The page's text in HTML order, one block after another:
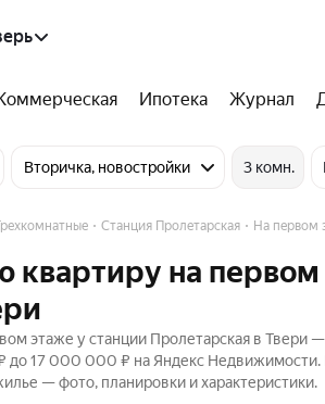
Ипотека Журнал
Вторичка, новостройки 3 комн.
Станция Пролетарская На первом
квартиру на
этаже у станции Пролетарская в Твери
до 17 000 000 ₽ на Яндекс
— фото, планировки и характеристики.